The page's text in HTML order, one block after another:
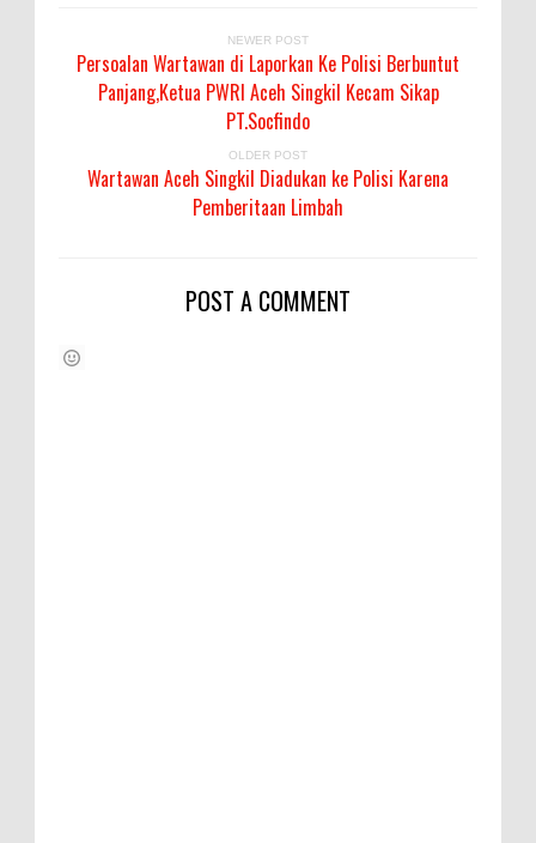
NEWER POST
Persoalan Wartawan di Laporkan Ke Polisi Berbuntut
Panjang,Ketua PWRI Aceh Singkil Kecam Sikap
PT.Socfindo
OLDER POST
Wartawan Aceh Singkil Diadukan ke Polisi Karena
Pemberitaan Limbah
POST A COMMENT